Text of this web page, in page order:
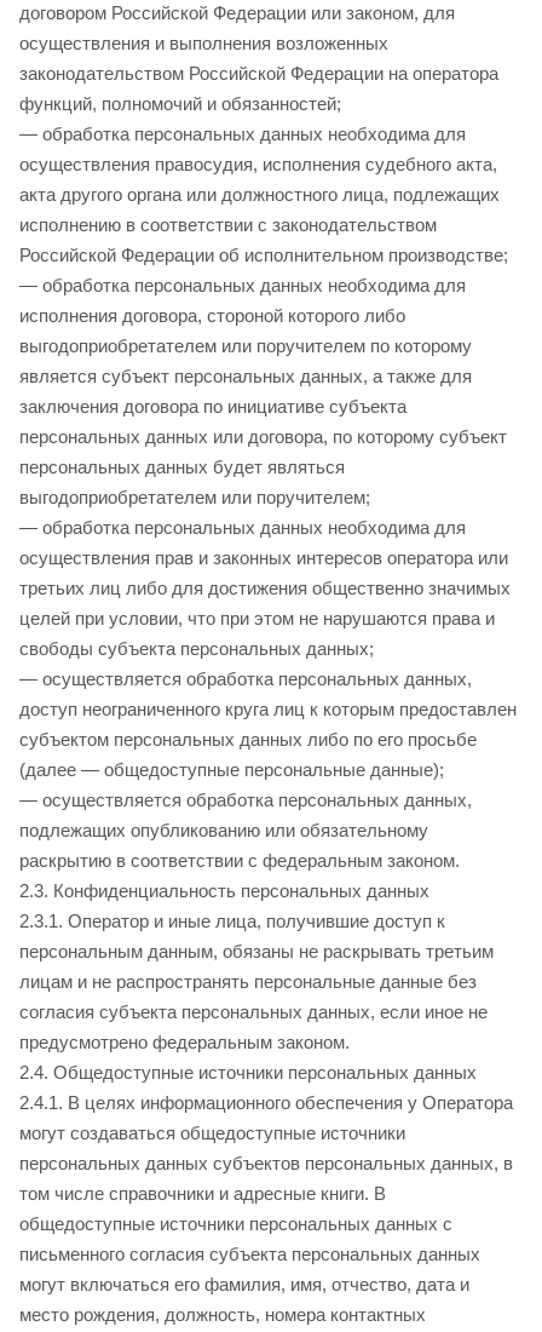
договором Российской Федерации или законом, для
осуществления и выполнения возложенных
законодательством Российской Федерации на оператора
функций, полномочий и обязанностей;
— обработка персональных данных необходима для
осуществления правосудия, исполнения судебного акта,
акта другого органа или должностного лица, подлежащих
исполнению в соответствии с законодательством
Российской Федерации об исполнительном производстве;
— обработка персональных данных необходима для
исполнения договора, стороной которого либо
выгодоприобретателем или поручителем по которому
является субъект персональных данных, а также для
заключения договора по инициативе субъекта
персональных данных или договора, по которому субъект
персональных данных будет являться
выгодоприобретателем или поручителем;
— обработка персональных данных необходима для
осуществления прав и законных интересов оператора или
третьих лиц либо для достижения общественно значимых
целей при условии, что при этом не нарушаются права и
свободы субъекта персональных данных;
— осуществляется обработка персональных данных,
доступ неограниченного круга лиц к которым предоставлен
субъектом персональных данных либо по его просьбе
(далее — общедоступные персональные данные);
— осуществляется обработка персональных данных,
подлежащих опубликованию или обязательному
раскрытию в соответствии с федеральным законом.
2.3. Конфиденциальность персональных данных
2.3.1. Оператор и иные лица, получившие доступ к
персональным данным, обязаны не раскрывать третьим
лицам и не распространять персональные данные без
согласия субъекта персональных данных, если иное не
предусмотрено федеральным законом.
2.4. Общедоступные источники персональных данных
2.4.1. В целях информационного обеспечения у Оператора
могут создаваться общедоступные источники
персональных данных субъектов персональных данных, в
том числе справочники и адресные книги. В
общедоступные источники персональных данных с
письменного согласия субъекта персональных данных
могут включаться его фамилия, имя, отчество, дата и
место рождения, должность, номера контактных